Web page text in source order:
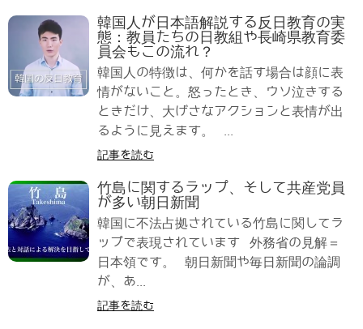
韓国人が日本語解説する反日教育の実
態：教員たちの日教組や長崎県教育委
員会もこの流れ？
韓国人の特徴は、何かを話す場合は顔に表
情がないこと。怒ったとき、ウソ泣きする
ときだけ、大げさなアクションと表情が出
るように見えます。 ...
記事を読む
竹島に関するラップ、そして共産党員
が多い朝日新聞
韓国に不法占拠されている竹島に関してラ
ップで表現されています 外務省の見解＝
日本領です。 朝日新聞や毎日新聞の論調
が、あ...
記事を読む